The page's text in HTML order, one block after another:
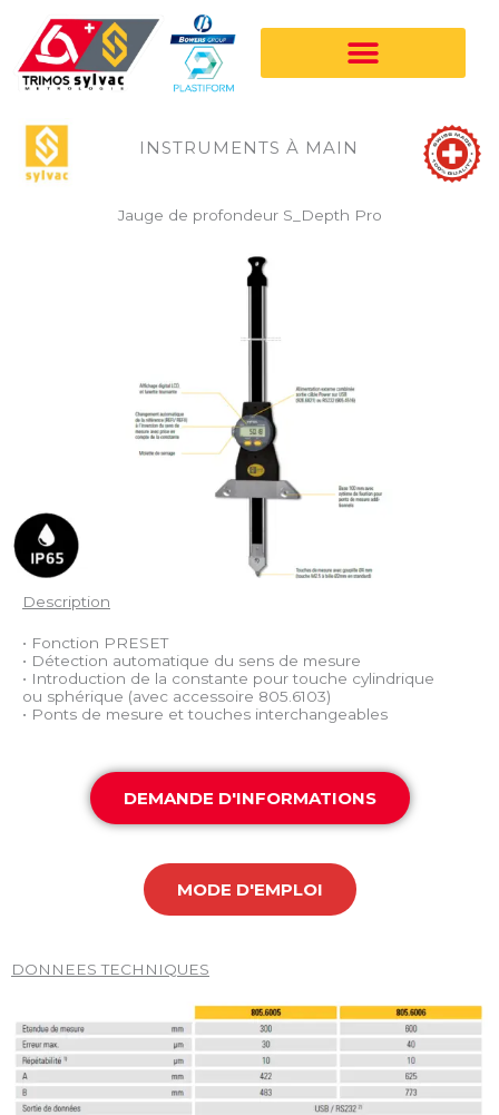
contenu
INSTRUMENTS À MAIN
Jauge de profondeur S_Depth Pro
Description
• Fonction PRESET
• Détection automatique du sens de mesure
• Introduction de la constante pour touche cylindrique
ou sphérique (avec accessoire 805.6103)
• Ponts de mesure et touches interchangeables
DEMANDE D'INFORMATIONS
MODE D'EMPLOI
DONNEES TECHNIQUES